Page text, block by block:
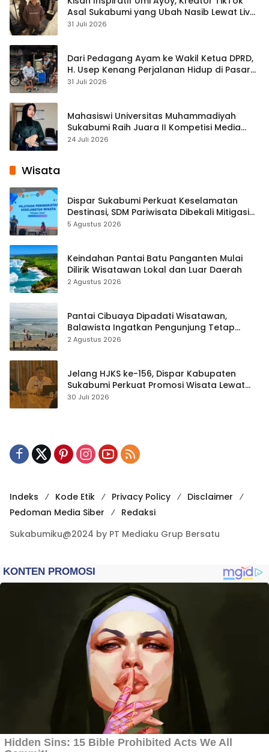
Asal Sukabumi yang Ubah Nasib Lewat Live
Streaming
31 Juli 2026
Dari Pedagang Ayam ke Wakil Ketua DPRD,
H. Usep Kenang Perjalanan Hidup di Pasar
Cisaat
31 Juli 2026
Mahasiswi Universitas Muhammadiyah
Sukabumi Raih Juara II Kompetisi Media
Pembelajaran Digital Tingkat Internasional
24 Juli 2026
Wisata
Dispar Sukabumi Perkuat Keselamatan
Destinasi, SDM Pariwisata Dibekali Mitigasi
hingga Teknik Evakuasi
5 Agustus 2026
Keindahan Pantai Batu Panganten Mulai
Dilirik Wisatawan Lokal dan Luar Daerah
2 Agustus 2026
Pantai Cibuaya Dipadati Wisatawan,
Balawista Ingatkan Pengunjung Tetap
Waspada
2 Agustus 2026
Jelang HJKS ke-156, Dispar Kabupaten
Sukabumi Perkuat Promosi Wisata Lewat
Publikasi Digital
30 Juli 2026
Indeks Kode Etik Privacy Policy
Disclaimer
Pedoman Media Siber
Redaksi
Sukabumiku@2024 by PT Mediaku Grup Bersatu